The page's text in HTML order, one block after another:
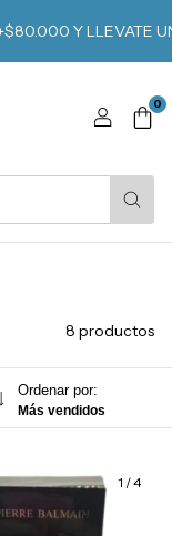
Y LLEVATE UN
0
8 productos
Ordenar por:
Más vendidos
1 /4